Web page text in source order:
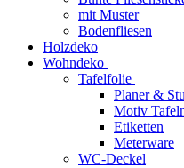
mit Muster
Bodenfliesen
Holzdeko
Wohndeko
Tafelfolie
Planer &
Motiv
Etiketten
Meterware
WC-Deckel